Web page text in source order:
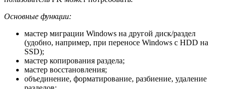
Основные функции:
мастер миграции Windows на другой диск/раздел
(удобно, например, при переносе Windows с HDD на
SSD);
мастер копирования раздела;
мастер восстановления;
объединение, форматирование, разбиение, удаление